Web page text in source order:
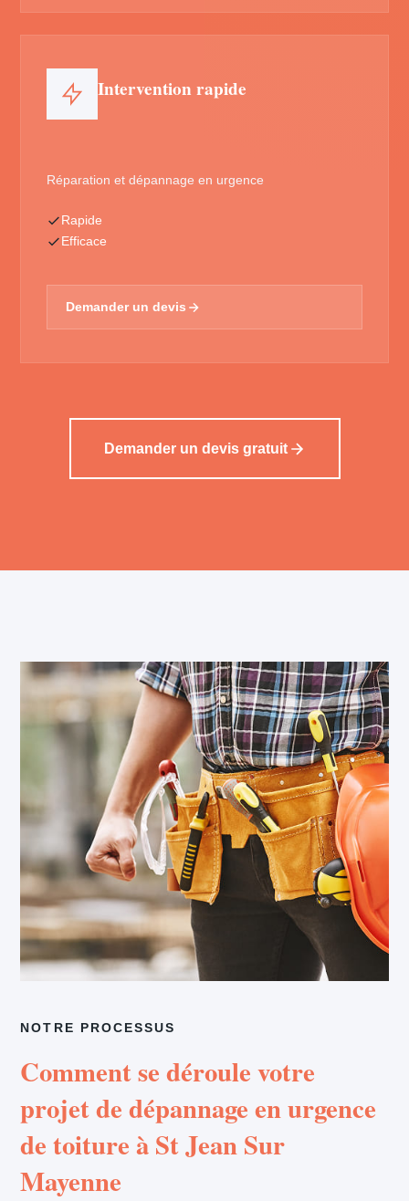
Intervention rapide
Réparation et dépannage en urgence
Rapide
Efficace
Demander un devis
Demander un devis gratuit
NOTRE PROCESSUS
Comment se déroule votre
projet de dépannage en urgence
de toiture à St Jean Sur
Mayenne